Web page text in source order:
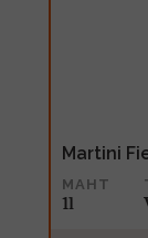
Martini
MAHT
1l